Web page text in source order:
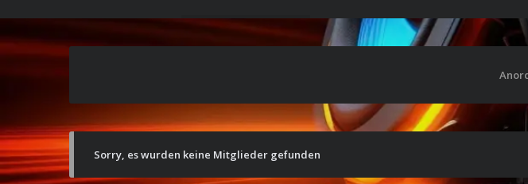
Sorry, es wurden keine Mitglieder gefunden